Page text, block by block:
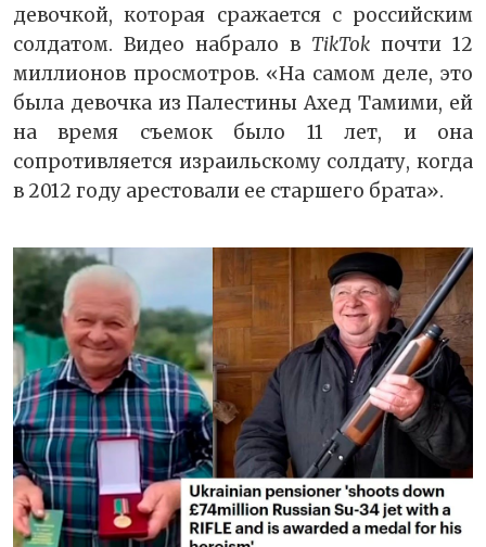
девочкой, которая сражается с российским
солдатом. Видео набрало в TikTok почти 12
миллионов просмотров. «На самом деле, это
была девочка из Палестины Ахед Тамими, ей
на время съемок было 11 лет, и она
сопротивляется израильскому солдату, когда
в 2012 году арестовали ее старшего брата».